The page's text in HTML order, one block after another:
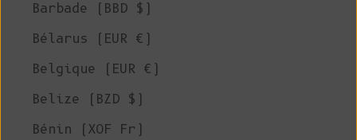
Barbade (BBD $)
Bélarus (EUR €)
Belgique (EUR €)
Belize (BZD $)
Bénin (XOF Fr)